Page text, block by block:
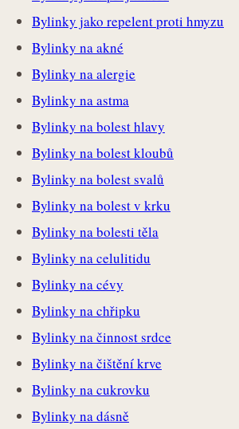
Bylinky jako repelent proti hmyzu
Bylinky na akné
Bylinky na alergie
Bylinky na astma
Bylinky na bolest hlavy
Bylinky na bolest kloubů
Bylinky na bolest svalů
Bylinky na bolest v krku
Bylinky na bolesti těla
Bylinky na celulitidu
Bylinky na cévy
Bylinky na chřipku
Bylinky na činnost srdce
Bylinky na čištění krve
Bylinky na cukrovku
Bylinky na dásně